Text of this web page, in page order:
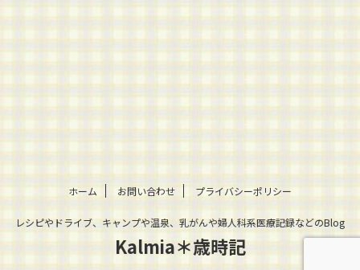
ホーム お問い合わせ プライバシーポリシー
レシピやドライブ、キャンプや温泉、乳がんや婦人科系医療記録などのBlog
Kalmia＊歳時記